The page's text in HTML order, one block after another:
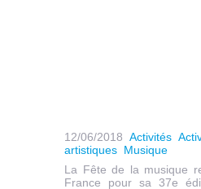
12/06/2018 Activités
artistiques Musique
La Fête de la musique
France pour sa 37e